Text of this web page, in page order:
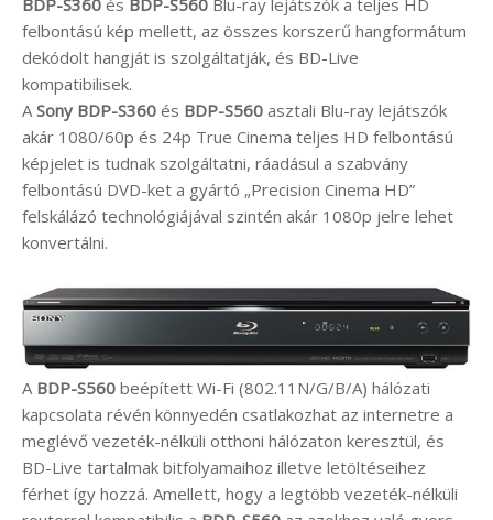
felbontású kép mellett, az összes korszerű hangformátum
dekódolt hangját is szolgáltatják, és BD-Live
kompatibilisek.
A Sony BDP-S360 és BDP-S560 asztali Blu-ray lejátszók
akár 1080/60p és 24p True Cinema teljes HD felbontású
képjelet is tudnak szolgáltatni, ráadásul a szabvány
felbontású DVD-ket a gyártó „Precision Cinema HD”
felskálázó technológiájával szintén akár 1080p jelre lehet
konvertálni.
A BDP-S560 beépített Wi-Fi (802.11N/G/B/A) hálózati
kapcsolata révén könnyedén csatlakozhat az internetre a
meglévő vezeték-nélküli otthoni hálózaton keresztül, és
BD-Live tartalmak bitfolyamaihoz illetve letöltéseihez
férhet így hozzá. Amellett, hogy a legtöbb vezeték-nélküli